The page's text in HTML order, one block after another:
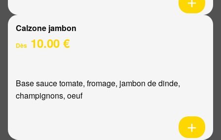
Calzone jambon
Dès 10.00 €
Base sauce tomate, fromage, jambon de dinde,
champignons, oeuf